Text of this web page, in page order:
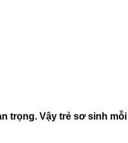
trọng. Vậy trẻ sơ sinh